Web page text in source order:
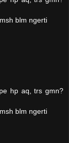
blm ngerti
hp aq, trs gmn?
blm ngerti